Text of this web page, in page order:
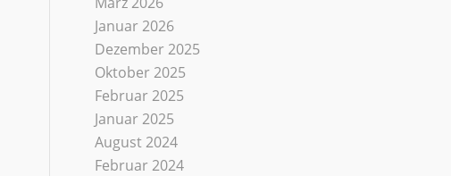
Januar 2026
Dezember 2025
Oktober 2025
Februar 2025
Januar 2025
August 2024
Februar 2024